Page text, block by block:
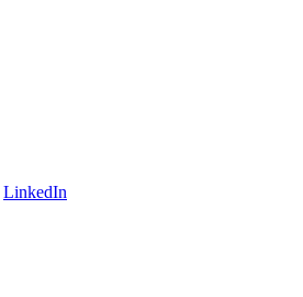
LinkedIn